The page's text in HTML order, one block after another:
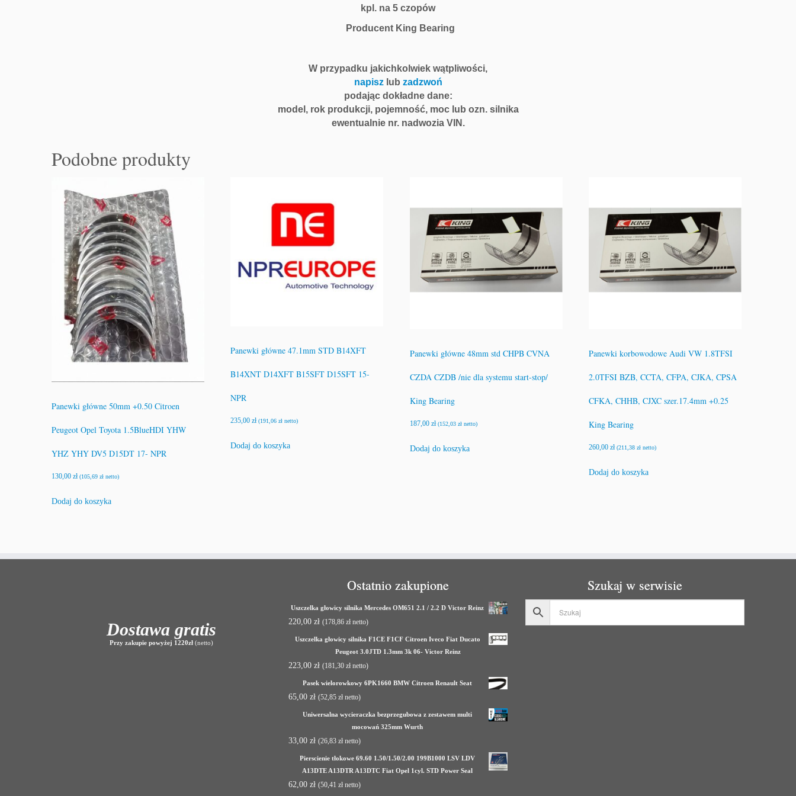
kpl. na 5 czopów
Producent King Bearing
W przypadku jakichkolwiek wątpliwości,
napiszlub zadzwoń
podając dokładne dane:
model, rok produkcji, pojemność, moc lub ozn. silnika
ewentualnie nr. nadwozia VIN.
Podobne produkty
Panewki główne 50mm +0.50 Citroen
Peugeot Opel Toyota 1.5BlueHDI YHW
YHZ YHY DV5 D15DT 17- NPR
130,00 zł (105,69 zł netto)
Dodaj do koszyka
Panewki główne 47.1mm STD B14XFT
B14XNT D14XFT B15SFT D15SFT 15-
NPR
235,00zł (191,06zł netto)
Dodaj do koszyka
Panewki główne 48mm std CHPB CVNA
CZDA CZDB /nie dla systemu start-stop/
King Bearing
187,00 zł (152,03 złnetto)
Dodaj do koszyka
Panewki korbowodowe Audi VW 1.8TFSI
2.0TFSI BZB, CCTA, CFPA, CJKA, CPSA
CFKA, CHHB, CJXC szer.17.4mm +0.25
King Bearing
260,00zł (211,38zł netto)
Dodaj do koszyka
Dostawa gratis
Przy zakupie powyżej 1220zł(netto)
Ostatnio zakupione
Uszczelka głowicy silnika Mercedes OM651 2.1 / 2.2 D Victor Reinz
220,00 zł (178,86 zł netto)
Uszczelka głowicy silnika F1CE F1CF Citroen Iveco Fiat Ducato
Peugeot 3.0JTD 1.3mm 3k 06- Victor Reinz
223,00 zł (181,30 zł netto)
Pasek wielorowkowy 6PK1660 BMW Citroen Renault Seat
65,00 zł (52,85 zł netto)
Uniwersalna wycieraczka bezprzegubowa z zestawem multi
mocowań 325mm Wurth
33,00 zł (26,83 zł netto)
Pierscienie tłokowe 69.60 1.50/1.50/2.00 199B1000 LSV LDV
A13DTE A13DTR A13DTC Fiat Opel 1cyl. STD Power Seal
62,00 zł (50,41 zł netto)
Szukaj w serwisie